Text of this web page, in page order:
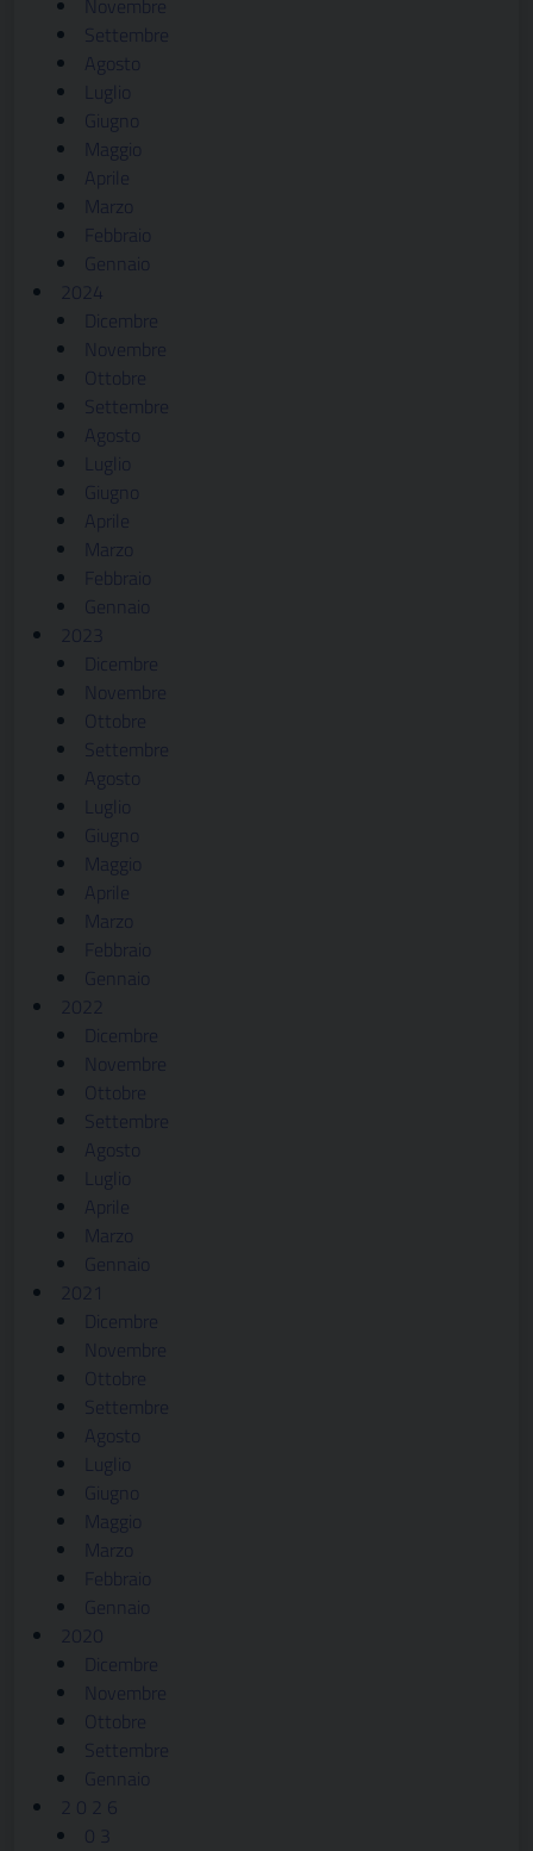
Novembre
Settembre
Agosto
Luglio
Giugno
Maggio
Aprile
Marzo
Febbraio
Gennaio
2024
Dicembre
Novembre
Ottobre
Settembre
Agosto
Luglio
Giugno
Aprile
Marzo
Febbraio
Gennaio
2023
Dicembre
Novembre
Ottobre
Settembre
Agosto
Luglio
Giugno
Maggio
Aprile
Marzo
Febbraio
Gennaio
2022
Dicembre
Novembre
Ottobre
Settembre
Agosto
Luglio
Aprile
Marzo
Gennaio
2021
Dicembre
Novembre
Ottobre
Settembre
Agosto
Luglio
Giugno
Maggio
Marzo
Febbraio
Gennaio
2020
Dicembre
Novembre
Ottobre
Settembre
Gennaio
2 0 2 6
0 3